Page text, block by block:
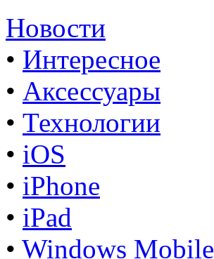
Новости
• Интересное
• Аксессуары
• Технологии
• iOS
• iPhone
• iPad
• Windows Mobile